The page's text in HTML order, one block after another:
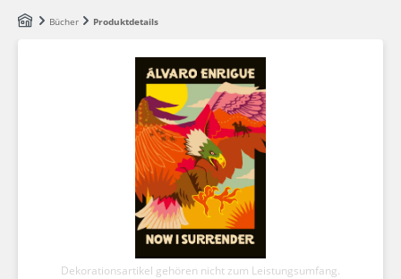
Zum Hauptinhalt springen
Bücher Produktdetails
Dekorationsartikel gehören nicht zum Leistungsumfang.